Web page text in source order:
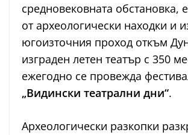
средновековната обстановка,
от археологически находки и
югоизточния проход откъм
изграден летен театър с 350
ежегодно се провежда
„Видински театрални дни“.
Археологически разкопки